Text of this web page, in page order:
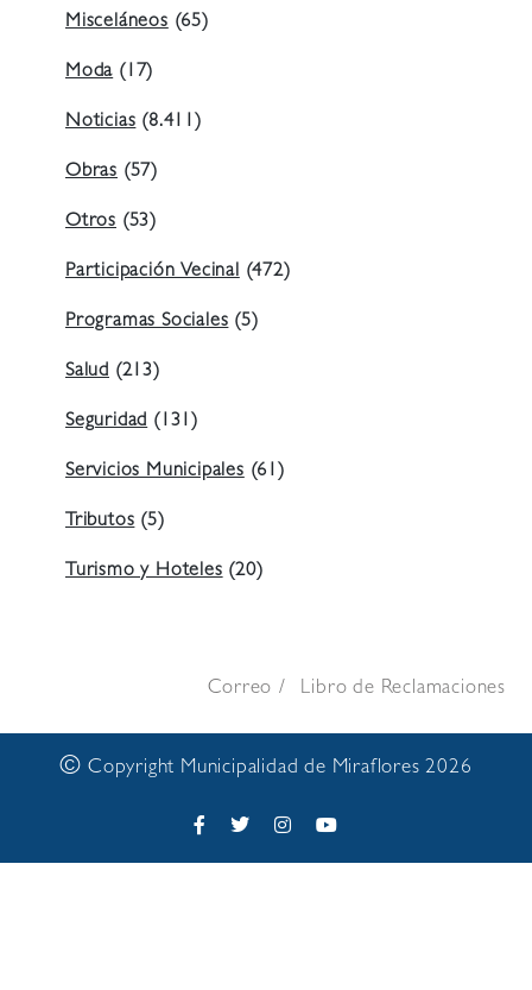
Misceláneos (65)
Moda (17)
Noticias (8.411)
Obras (57)
Otros (53)
Participación Vecinal (472)
Programas Sociales (5)
Salud (213)
Seguridad (131)
Servicios Municipales (61)
Tributos (5)
Turismo y Hoteles (20)
Correo Libro de Reclamaciones
© Copyright Municipalidad de Miraflores 2026